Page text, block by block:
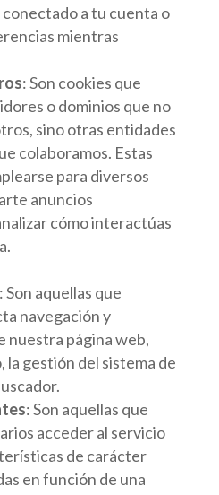
a tu cuenta o
mientras
: Son cookies que
o dominios que no
sino otras entidades
colaboramos. Estas
para diversos
anuncios
cómo interactúas
: Son aquellas que
navegación y
nuestra página web,
la gestión del sistema de
: Son aquellas que
acceder al servicio
de carácter
en función de una